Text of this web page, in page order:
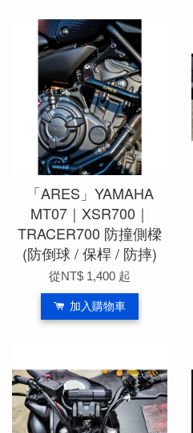
「ARES」YAMAHA
MT07｜XSR700｜
TRACER700 防撞側樑
(防倒球 / 保桿 / 防摔)
從NT$ 1,400 起
加入購物車